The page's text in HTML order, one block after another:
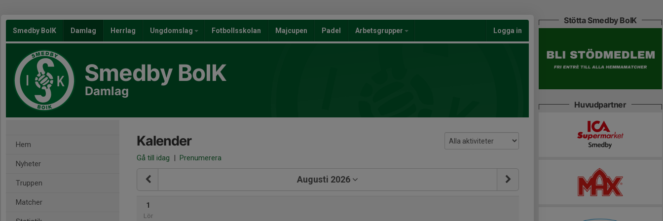
Smedby BoIK Damlag Herrlag Ungdomslag Fotbollsskolan Majcupen Padel Arbetsgrupper Logga in
Smedby BoIK
Damlag
Hem
Nyheter
Truppen
Matcher
Kalender
Gå till idag | Prenumerera
Augusti 2026
1
Lör
Stötta Smedby BoIK
Huvudpartner